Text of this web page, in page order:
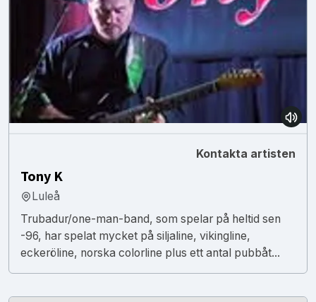
Kontakta artisten
Tony K
Luleå
Trubadur/one-man-band, som spelar på heltid sen
-96, har spelat mycket på siljaline, vikingline,
eckeröline, norska colorline plus ett antal pubbåt...